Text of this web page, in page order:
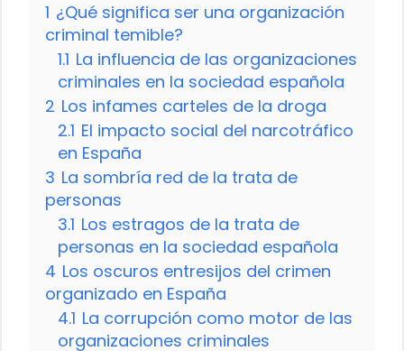
1 ¿Qué significa ser una organización
criminal temible?
1.1 La influencia de las organizaciones
criminales en la sociedad española
2 Los infames carteles de la droga
2.1 El impacto social del narcotráfico
en España
3 La sombría red de la trata de
personas
3.1 Los estragos de la trata de
personas en la sociedad española
4 Los oscuros entresijos del crimen
organizado en España
4.1 La corrupción como motor de las
organizaciones criminales